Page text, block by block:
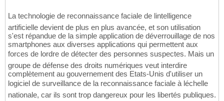
La technologie de reconnaissance faciale de lintelligence
artificielle devient de plus en plus avancée, et son utilisation
s'est répandue de la simple application de déverrouillage de nos
smartphones aux diverses applications qui permettent aux
forces de lordre de détecter des personnes suspectes. Mais un
groupe de défense des droits numériques veut interdire
complètement au gouvernement des Etats-Unis d'utiliser un
logiciel de surveillance de la reconnaissance faciale à léchelle
nationale, car ils sont trop dangereux pour les libertés publiques.